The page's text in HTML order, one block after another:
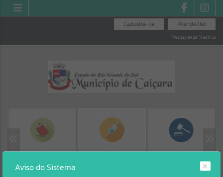
Atende.Net
Cadastre-se
Recuperar Senha
Aviso do Sistema
Erro